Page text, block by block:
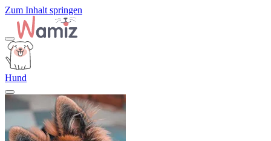
Zum Inhalt springen
Hund